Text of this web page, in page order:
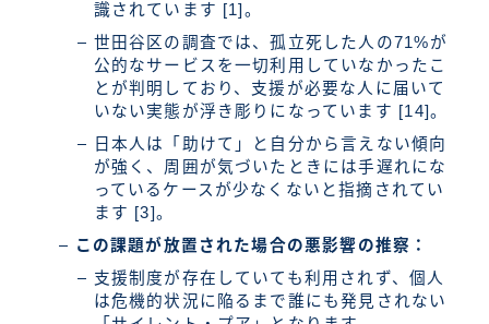
識されています [1]。
世田谷区の調査では、孤立死した人の71%が
公的なサービスを一切利用していなかったこ
とが判明しており、支援が必要な人に届いて
いない実態が浮き彫りになっています [14]。
日本人は「助けて」と自分から言えない傾向
が強く、周囲が気づいたときには手遅れにな
っているケースが少なくないと指摘されてい
ます [3]。
この課題が放置された場合の悪影響の推察：
支援制度が存在していても利用されず、個人
は危機的状況に陥るまで誰にも発見されない